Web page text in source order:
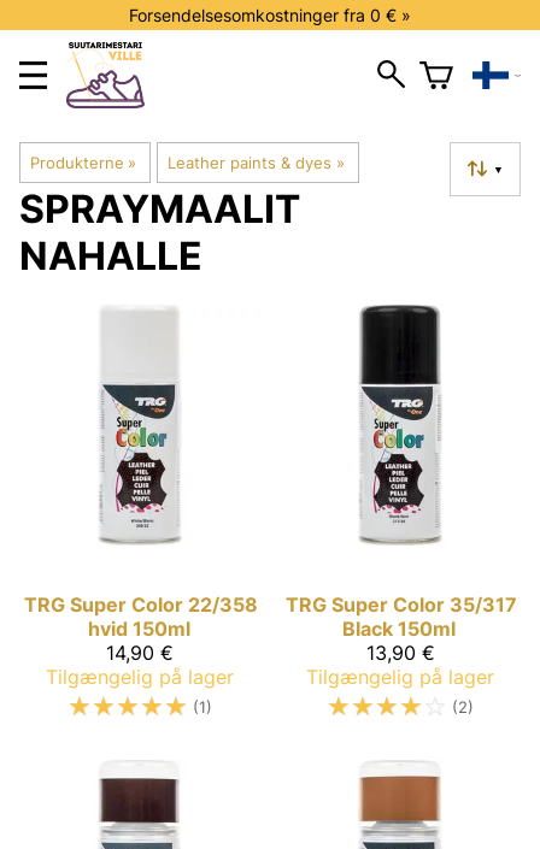
Forsendelsesomkostninger fra 0 € »
Produkterne ‪» Leather paints & dyes ‪» ▼
SPRAYMAALIT
NAHALLE
TRG Super Color 22/358
hvid 150ml
14,90 €
Tilgængelig på lager
☆☆☆☆☆ (1)
TRG Super Color 35/317
Black 150ml
13,90 €
Tilgængelig på lager
☆☆☆☆☆ (2)